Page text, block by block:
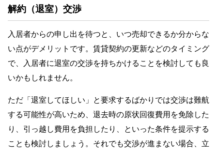
解約（退室）交渉
入居者からの申し出を待つと、いつ売却できるか分からな
い点がデメリットです。賃貸契約の更新などのタイミング
で、入居者に退室の交渉を持ちかけることを検討しても良
いかもしれません。
ただ「退室してほしい」と要求するばかりでは交渉は難航
する可能性が高いため、退去時の原状回復費用を免除した
り、引っ越し費用を負担したり、といった条件を提示する
ことも検討しましょう。それでも交渉が進まない場合、立